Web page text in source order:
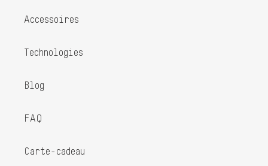
Accessoires
Technologies
Blog
FAQ
Carte-cadeau